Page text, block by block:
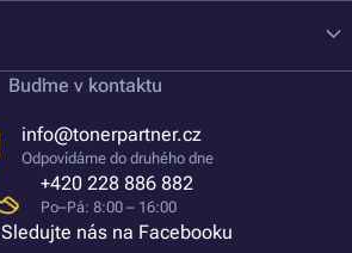
Buďme v kontaktu
info@tonerpartner.cz
Odpovídáme do druhého dne
+420 228 886 882
Po–Pá: 8:00 – 16:00
Sledujte nás na Facebooku